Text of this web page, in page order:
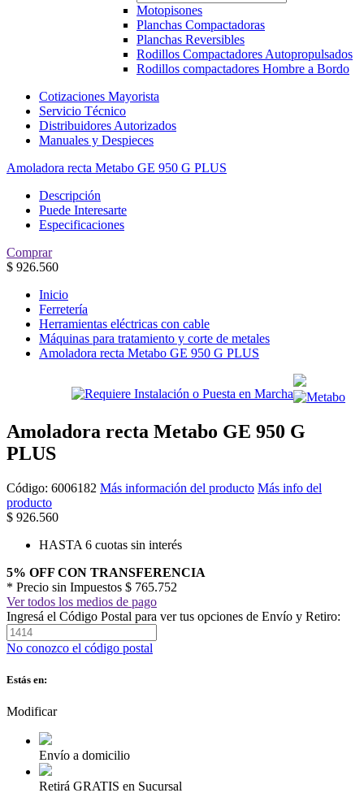
Motopisones
Planchas Compactadoras
Planchas Reversibles
Rodillos Compactadores Autopropulsados
Rodillos compactadores Hombre a Bordo
Cotizaciones Mayorista
Servicio Técnico
Distribuidores Autorizados
Manuales y Despieces
Amoladora recta Metabo GE 950 G PLUS
Descripción
Puede Interesarte
Especificaciones
Comprar
$ 926.560
Inicio
Ferretería
Herramientas eléctricas con cable
Máquinas para tratamiento y corte de metales
Amoladora recta Metabo GE 950 G PLUS
Amoladora recta Metabo GE 950 G
PLUS
Código: 6006182 Más información del producto Más info del
producto
$ 926.560
HASTA 6 cuotas sin interés
5% OFF CON TRANSFERENCIA
* Precio sin Impuestos $ 765.752
Ver todos los medios de pago
Ingresá el Código Postal para ver tus opciones de Envío y Retiro:
No conozco el código postal
Estás en:
Modificar
Envío a domicilio
Retirá GRATIS en Sucursal